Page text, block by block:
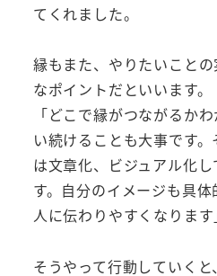
てくれました。
縁もまた、やりたいこと
なポイントだといいます。
「どこで縁がつながるか
い続けることも大事です
は文章化、ビジュアル化
す。自分のイメージも具
人に伝わりやすくなります
そうやって行動していく